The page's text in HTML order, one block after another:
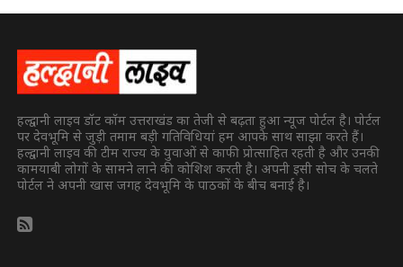
हल्द्वानी लाइव डॉट कॉम उत्तराखंड का तेजी से बढ़ता हुआ न्यूज पोर्टल है। पोर्टल
पर देवभूमि से जुड़ी तमाम बड़ी गतिविधियां हम आपके साथ साझा करते हैं।
हल्द्वानी लाइव की टीम राज्य के युवाओं से काफी प्रोत्साहित रहती है और उनकी
कामयाबी लोगों के सामने लाने की कोशिश करती है। अपनी इसी सोच के चलते
पोर्टल ने अपनी खास जगह देवभूमि के पाठकों के बीच बनाई है।